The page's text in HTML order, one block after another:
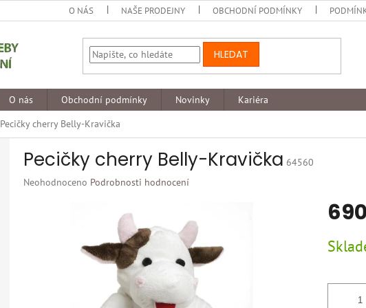
O NÁS NAŠE PRODEJNY OBCHODNÍ PODMÍNKY
HLEDAT
O nás Obchodní podmínky Novinky
Kariéra
Pecičky cherry Belly-Kravička
Pecičky cherry Belly-Kravička 64560
Průměrné
Neohodnoceno Podrobnosti hodnocení
cena: